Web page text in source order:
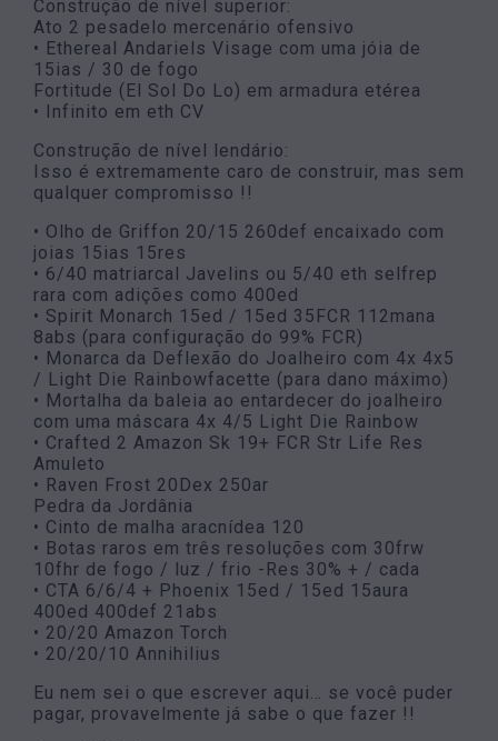
Construção de nível superior:
Ato 2 pesadelo mercenário ofensivo
• Ethereal Andariels Visage com uma jóia de
15ias / 30 de fogo
Fortitude (El Sol Do Lo) em armadura etérea
• Infinito em eth CV
Construção de nível lendário:
Isso é extremamente caro de construir, mas sem
qualquer compromisso !!
• Olho de Griffon 20/15 260def encaixado com
joias 15ias 15res
• 6/40 matriarcal Javelins ou 5/40 eth selfrep
rara com adições como 400ed
• Spirit Monarch 15ed / 15ed 35FCR 112mana
8abs (para configuração do 99% FCR)
• Monarca da Deflexão do Joalheiro com 4x 4x5
/ Light Die Rainbowfacette (para dano máximo)
• Mortalha da baleia ao entardecer do joalheiro
com uma máscara 4x 4/5 Light Die Rainbow
• Crafted 2 Amazon Sk 19+ FCR Str Life Res
Amuleto
• Raven Frost 20Dex 250ar
Pedra da Jordânia
• Cinto de malha aracnídea 120
• Botas raros em três resoluções com 30frw
10fhr de fogo / luz / frio -Res 30% + / cada
• CTA 6/6/4 + Phoenix 15ed / 15ed 15aura
400ed 400def 21abs
• 20/20 Amazon Torch
• 20/20/10 Annihilius
Eu nem sei o que escrever aqui… se você puder
pagar, provavelmente já sabe o que fazer !!